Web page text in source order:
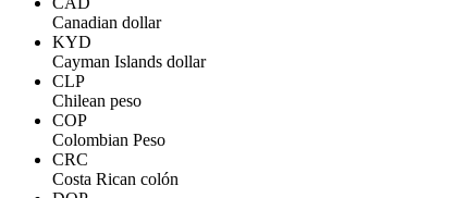
Canadian dollar
KYD
Cayman Islands dollar
CLP
Chilean peso
COP
Colombian Peso
CRC
Costa Rican colón